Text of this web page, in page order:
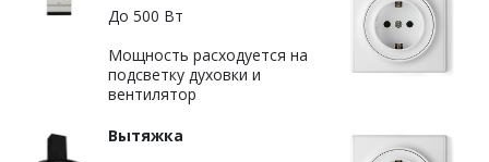
До 500 Вт
Мощность расходуется на
подсветку духовки и
вентилятор
Вытяжка